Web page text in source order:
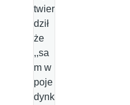
twier
dził
że
,,sa
m w
poje
dynk